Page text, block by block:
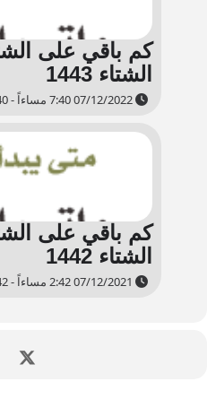
الشتاء 1443
الشتاء 1442